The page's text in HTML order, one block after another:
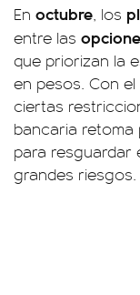
En octubre, los
entre las
que priorizan la
en pesos. Con
ciertas
bancaria
para resguardar
grandes riesgos.